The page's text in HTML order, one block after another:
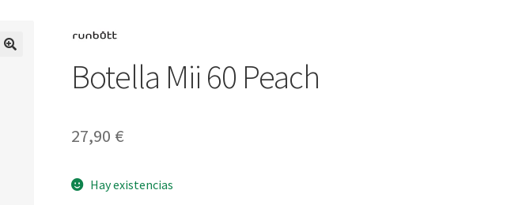
Botella Mii 60 Peach
27,90 €
Hay existencias